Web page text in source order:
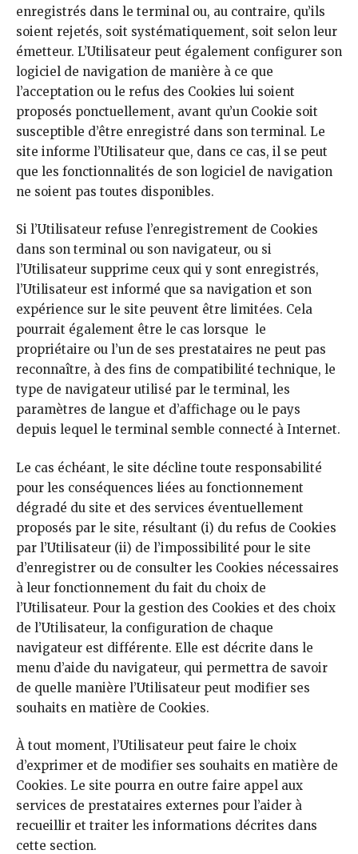
enregistrés dans le terminal ou, au contraire, qu’ils
soient rejetés, soit systématiquement, soit selon leur
émetteur. L’Utilisateur peut également configurer son
logiciel de navigation de manière à ce que
l’acceptation ou le refus des Cookies lui soient
proposés ponctuellement, avant qu’un Cookie soit
susceptible d’être enregistré dans son terminal. Le
site informe l’Utilisateur que, dans ce cas, il se peut
que les fonctionnalités de son logiciel de navigation
ne soient pas toutes disponibles.
Si l’Utilisateur refuse l’enregistrement de Cookies
dans son terminal ou son navigateur, ou si
l’Utilisateur supprime ceux qui y sont enregistrés,
l’Utilisateur est informé que sa navigation et son
expérience sur le site peuvent être limitées. Cela
pourrait également être le cas lorsque le
propriétaire ou l’un de ses prestataires ne peut pas
reconnaître, à des fins de compatibilité technique, le
type de navigateur utilisé par le terminal, les
paramètres de langue et d’affichage ou le pays
depuis lequel le terminal semble connecté à Internet.
Le cas échéant, le site décline toute responsabilité
pour les conséquences liées au fonctionnement
dégradé du site et des services éventuellement
proposés par le site, résultant (i) du refus de Cookies
par l’Utilisateur (ii) de l’impossibilité pour le site
d’enregistrer ou de consulter les Cookies nécessaires
à leur fonctionnement du fait du choix de
l’Utilisateur. Pour la gestion des Cookies et des choix
de l’Utilisateur, la configuration de chaque
navigateur est différente. Elle est décrite dans le
menu d’aide du navigateur, qui permettra de savoir
de quelle manière l’Utilisateur peut modifier ses
souhaits en matière de Cookies.
À tout moment, l’Utilisateur peut faire le choix
d’exprimer et de modifier ses souhaits en matière de
Cookies. Le site pourra en outre faire appel aux
services de prestataires externes pour l’aider à
recueillir et traiter les informations décrites dans
cette section.